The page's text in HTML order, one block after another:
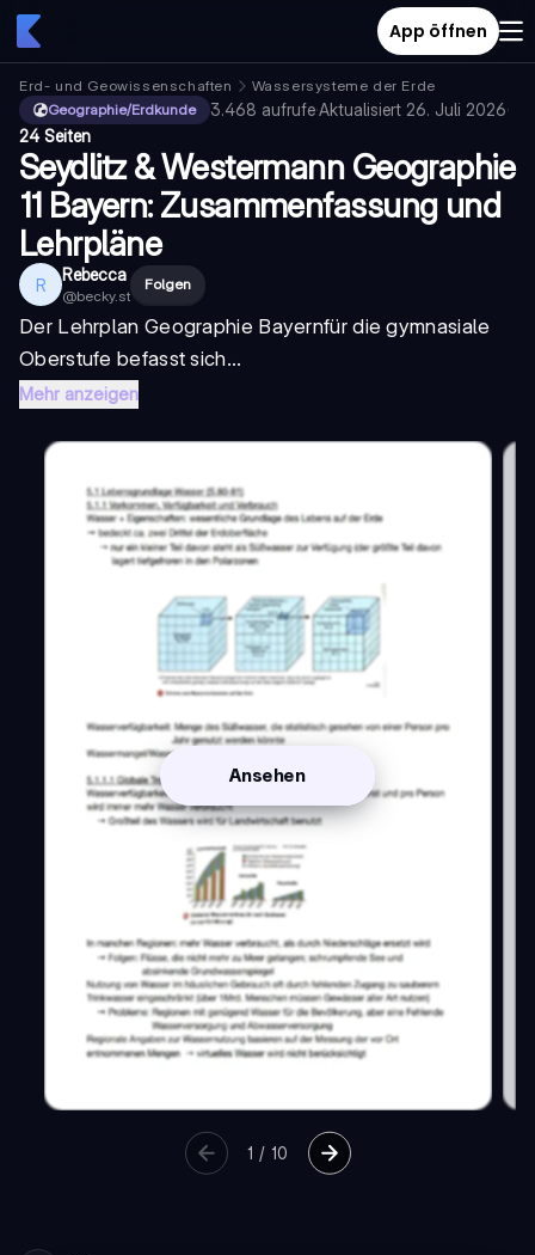
App öffnen
Erd- und Geowissenschaften
Wassersysteme der Erde
Geographie/Erdkunde
3.468 aufrufe·Aktualisiert 26. Juli 2026·
24 Seiten
Seydlitz & Westermann Geographie
11 Bayern: Zusammenfassung und
Lehrpläne
R Rebecca
@becky.st
Folgen
Der Lehrplan Geographie Bayernfür die gymnasiale
Oberstufe befasst sich...
Mehr anzeigen
Ansehen
1 / 10